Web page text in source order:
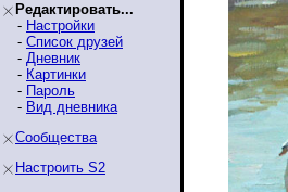
Редактировать...
- Настройки
- Список друзей
- Дневник
- Картинки
- Пароль
- Вид дневника
Сообщества
Настроить S2